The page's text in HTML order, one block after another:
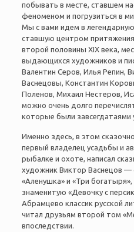
побывать в месте, ставшем
феноменом и погрузиться в
Мы с вами идем в
ставшую центром притяжения
второй половины XIX века,
выдающихся художников и
Валентин Серов, Илья Репин,
Васнецовы, Константин
Поленов, Михаил Нестеров,
можно очень долго
которые были
Именно здесь, в этом
первый владелец усадьбы и
рыбалке и охоте, написал
художник Виктор Васнецов —
«Аленушка» и «Три
знаменитую «Девочку с
Абрамцево классик русской
читал друзьям второй том
впоследствии.